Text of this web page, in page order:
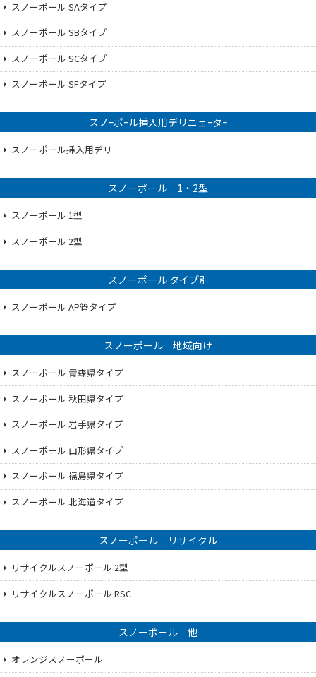
スノーポール SAタイプ
スノーポール SBタイプ
スノーポール SCタイプ
スノーポール SFタイプ
スノｰポｰル挿入用デリニェｰタｰ
スノーポール挿入用デリ
スノーポール 1・2型
スノーポール 1型
スノーポール 2型
スノーポール タイプ別
スノーポール AP管タイプ
スノーポール 地域向け
スノーポール 青森県タイプ
スノーポール 秋田県タイプ
スノーポール 岩手県タイプ
スノーポール 山形県タイプ
スノーポール 福島県タイプ
スノーポール 北海道タイプ
スノーポール リサイクル
リサイクルスノーポール 2型
リサイクルスノーポール RSC
スノーポール 他
オレンジスノーポール